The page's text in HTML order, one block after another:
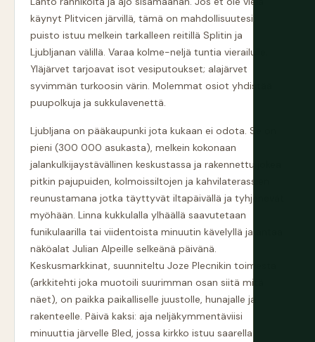
käynyt Plitvicen järvillä, tämä on mahdollisuutesi:
puisto istuu melkein tarkalleen reitillä Splitin ja
Ljubljanan välillä. Varaa kolme-neljä tuntia vierailulle.
Yläjärvet tarjoavat isot vesiputoukset; alajärvet
syvimmän turkoosin värin. Molemmat osiot yhdistää
puupolkuja ja sukkulavenettä.
Ljubljana on pääkaupunki jota kukaan ei odota. Se on
pieni (300 000 asukasta), melkein kokonaan
jalankulkijaystävällinen keskustassa ja rakennettu jokea
pitkin pajupuiden, kolmoissiltojen ja kahvilaterassien
reunustamana jotka täyttyvät iltapäivällä ja tyhjenevät
myöhään. Linna kukkulalla ylhäällä saavutetaan
funikulaarilla tai viidentoista minuutin kävelyllä ja antaa
näköalat Julian Alpeille selkeänä päivänä.
Keskusmarkkinat, suunniteltu Joze Plecnikin toimesta
(arkkitehti joka muotoili suurimman osan siitä mitä
näet), on paikka paikalliselle juustolle, hunajalle ja
rakenteelle. Päivä kaksi: aja neljäkymmentäviisi
minuuttia järvelle Bled, jossa kirkko istuu saarella